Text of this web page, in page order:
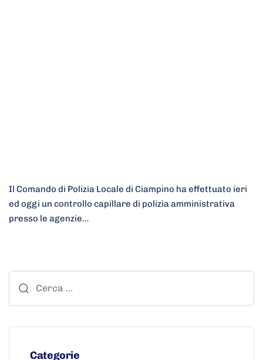
Il Comando di Polizia Locale di Ciampino ha effettuato ieri
ed oggi un controllo capillare di polizia amministrativa
presso le agenzie…
Categorie